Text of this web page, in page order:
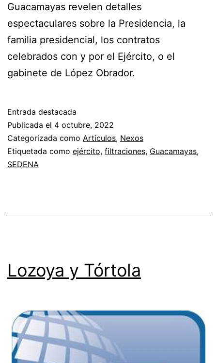
Guacamayas revelen detalles
espectaculares sobre la Presidencia, la
familia presidencial, los contratos
celebrados con y por el Ejército, o el
gabinete de López Obrador.
Entrada destacada
Publicada el 4 octubre, 2022
Categorizada como Artículos, Nexos
Etiquetada como ejército, filtraciones, Guacamayas,
SEDENA
Lozoya y Tórtola